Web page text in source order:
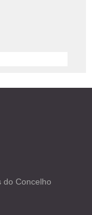
do Concelho